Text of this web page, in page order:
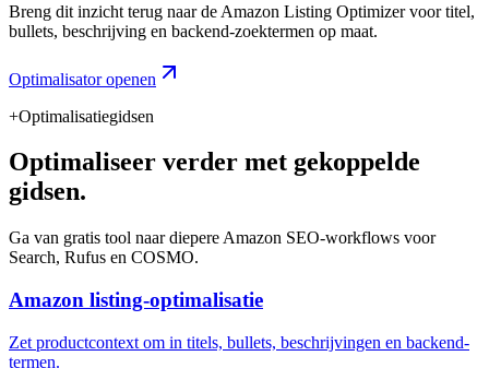
Breng dit inzicht terug naar de Amazon Listing Optimizer voor titel,
bullets, beschrijving en backend-zoektermen op maat.
Optimalisator openen
+Optimalisatiegidsen
Optimaliseer verder met gekoppelde
gidsen.
Ga van gratis tool naar diepere Amazon SEO-workflows voor
Search, Rufus en COSMO.
Amazon listing-optimalisatie
Zet productcontext om in titels, bullets, beschrijvingen en backend-
termen.